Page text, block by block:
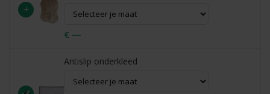
+
€ —
Antislip onderkleed